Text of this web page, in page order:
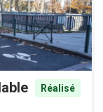
Réalisé